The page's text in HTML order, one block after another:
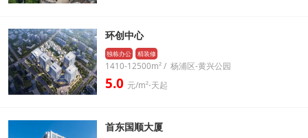
环创中心
独栋办公 精装修
1410-12500m² / 杨浦区-黄兴公园
5.0 元/m²⋅天起
首东国顺大厦